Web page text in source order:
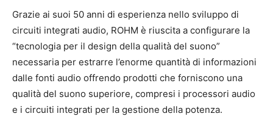
Grazie ai suoi 50 anni di esperienza nello sviluppo di
circuiti integrati audio, ROHM è riuscita a configurare la
“tecnologia per il design della qualità del suono”
necessaria per estrarre l’enorme quantità di informazioni
dalle fonti audio offrendo prodotti che forniscono una
qualità del suono superiore, compresi i processori audio
e i circuiti integrati per la gestione della potenza.